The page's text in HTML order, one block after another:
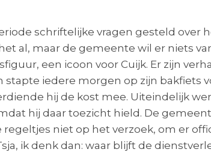
schriftelijke vragen gesteld over
al, maar de gemeente wil er niets
een icoon voor Cuijk. Er zijn
iedere morgen op zijn bakfiets
hij de kost mee. Uiteindelijk
hij daar toezicht hield. De
niet op het verzoek, om er
ik denk dan: waar blijft de